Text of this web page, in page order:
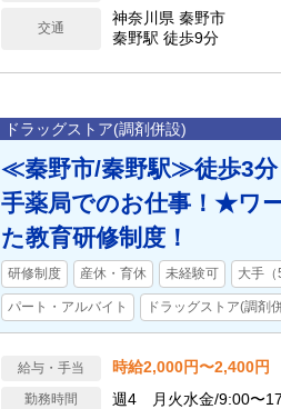
交通
神奈川県 秦野市
秦野駅 徒歩9分
ドラッグストア(調剤併設)
≪秦野市/秦野駅≫徒歩3
手薬局でのお仕事！★ワ
た教育研修制度！
研修制度 産休・育休 未経験可 大手（
パート・アルバイト ドラッグストア(調剤
給与・手当 時給2,000円〜2,400円
勤務時間 週4 月火水金/9:00〜